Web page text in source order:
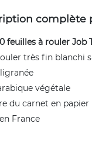
complète
feuilles à rouler Job
très fin blanchi
végétale
du carnet en papier
France